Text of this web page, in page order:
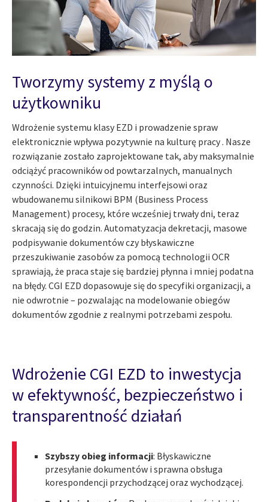
Tworzymy systemy z myślą o
użytkowniku
Wdrożenie systemu klasy EZD i prowadzenie spraw
elektronicznie wpływa pozytywnie na kulturę pracy . Nasze
rozwiązanie zostało zaprojektowane tak, aby maksymalnie
odciążyć pracowników od powtarzalnych, manualnych
czynności. Dzięki intuicyjnemu interfejsowi oraz
wbudowanemu silnikowi BPM (Business Process
Management) procesy, które wcześniej trwały dni, teraz
skracają się do godzin. Automatyzacja dekretacji, masowe
podpisywanie dokumentów czy błyskawiczne
przeszukiwanie zasobów za pomocą technologii OCR
sprawiają, że praca staje się bardziej płynna i mniej podatna
na błędy. CGI EZD dopasowuje się do specyfiki organizacji, a
nie odwrotnie – pozwalając na modelowanie obiegów
dokumentów zgodnie z realnymi potrzebami zespołu.
Wdrożenie CGI EZD to inwestycja
w efektywność, bezpieczeństwo i
transparentność działań
Szybszy obieg informacji: Błyskawiczne
przesyłanie dokumentów i sprawna obsługa
korespondencji przychodzącej oraz wychodzącej.